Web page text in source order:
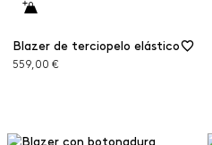
Blazer de terciopelo elástico
559,00 €